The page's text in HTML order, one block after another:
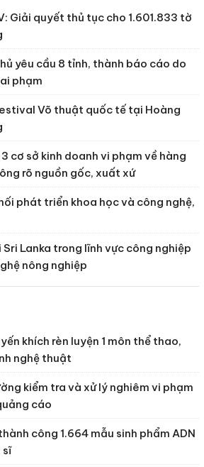
Giải quyết thủ tục cho 1.601.833 tờ
yêu cầu 8 tỉnh, thành báo cáo do
phạm
Võ thuật quốc tế tại Hoàng
cơ sở kinh doanh vi phạm về hàng
rõ nguồn gốc, xuất xứ
phát triển khoa học và công nghệ,
Lanka trong lĩnh vực công nghiệp
nông nghiệp
khích rèn luyện 1 môn thể thao,
nghệ thuật
kiểm tra và xử lý nghiêm vi phạm
cáo
công 1.664 mẫu sinh phẩm ADN
sĩ